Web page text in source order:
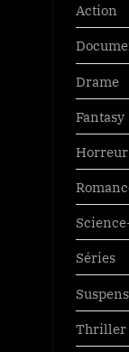
Action
Drame
Fantasy
Horreur
Séries
Thriller